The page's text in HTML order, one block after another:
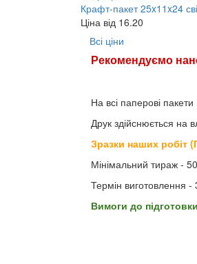
Крафт-пакет 25x11x24
Ціна від 16.20
Всі ціни
Рекомендуємо
На всі паперові
Друк здійснюється на
Зразки наших робіт
Мінімальний тираж -
Термін виготовлення -
Вимоги до